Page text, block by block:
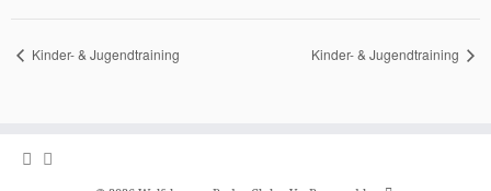
Kinder- & Jugendtraining Kinder- & Jugendtraining